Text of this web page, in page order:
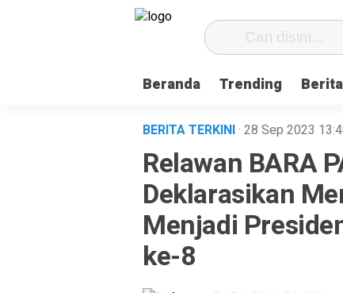
Beranda Trending
BERITA TERKINI· 28 Sep 2023
Relawan BARA
Deklarasikan
Menjadi
ke-8